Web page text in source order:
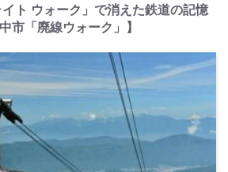
ト ウォーク」で消えた鉄道の記憶
市「廃線ウォーク」】